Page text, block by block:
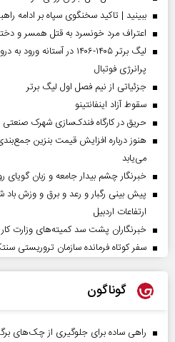
ببینید | تاکید سخنگوی سپاه بر ادامه
اعتراف مرد خونسرد به قتل همسر و
لیگ برتر ۱۴۰۵-۱۴۰۶ در
پرانرژی فوتبال
جزئیاتی از نیم فصل اول لیگ برتر
سقوط آزاد اینفانتینو
حریق در کارگاه فندک‌سازی شهرک صنعتی
هنوز درباره افزایش قیمت بنزین
می‌یابد
خبرنگار چشم بیدار جامعه و زبان
پیش بینی رگبار و رعد و برق و وزش باد
ارتفاعات اردبیل
خبرنگاران پشت سد کمیته‌های وزارت کار
سفر کوتاه فرمانده سازمان تروریستی
گوناگون
راهی ساده برای جلوگیری از چک‌های